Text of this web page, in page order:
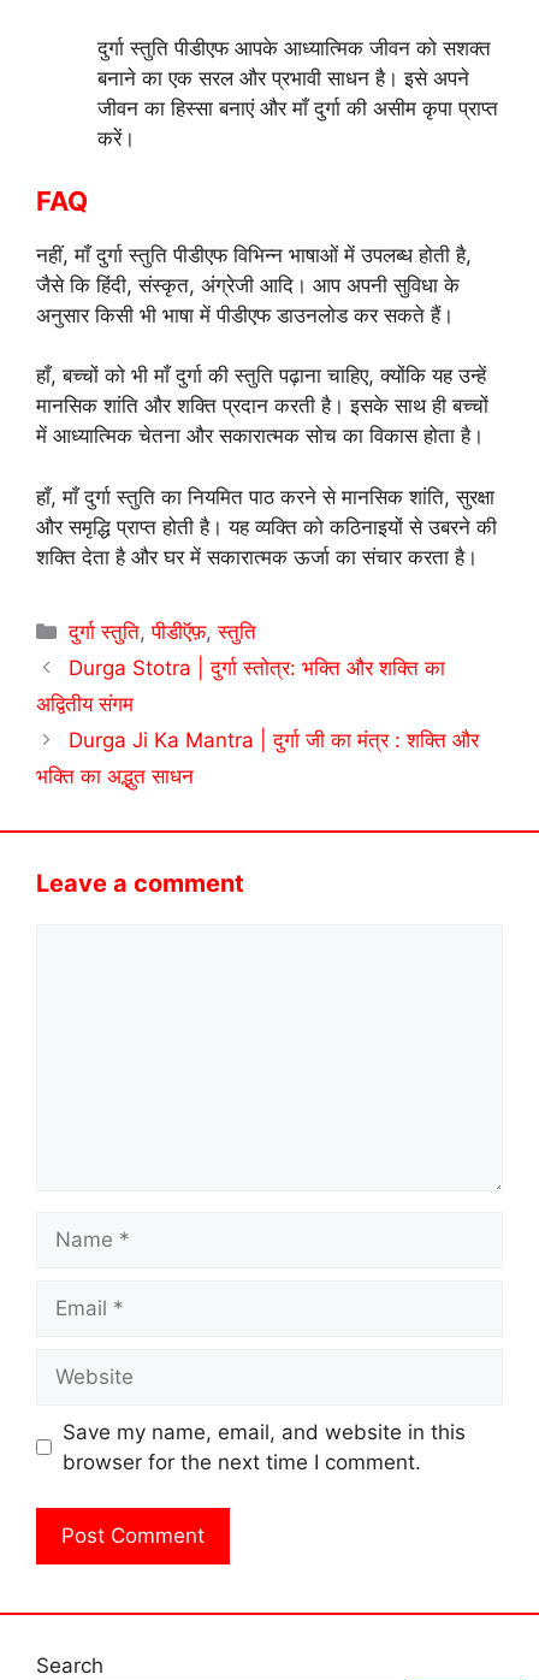
दुर्गा स्तुति पीडीएफ आपके आध्यात्मिक जीवन को सशक्त
बनाने का एक सरल और प्रभावी साधन है। इसे अपने
जीवन का हिस्सा बनाएं और माँ दुर्गा की असीम कृपा प्राप्त
करें।
FAQ
नहीं, माँ दुर्गा स्तुति पीडीएफ विभिन्न भाषाओं में उपलब्ध होती है,
जैसे कि हिंदी, संस्कृत, अंग्रेजी आदि। आप अपनी सुविधा के
अनुसार किसी भी भाषा में पीडीएफ डाउनलोड कर सकते हैं।
हाँ, बच्चों को भी माँ दुर्गा की स्तुति पढ़ाना चाहिए, क्योंकि यह उन्हें
मानसिक शांति और शक्ति प्रदान करती है। इसके साथ ही बच्चों
में आध्यात्मिक चेतना और सकारात्मक सोच का विकास होता है।
हाँ, माँ दुर्गा स्तुति का नियमित पाठ करने से मानसिक शांति, सुरक्षा
और समृद्धि प्राप्त होती है। यह व्यक्ति को कठिनाइयों से उबरने की
शक्ति देता है और घर में सकारात्मक ऊर्जा का संचार करता है।
Categories
दुर्गा स्तुति,पीडीऍफ़,स्तुति
Durga Stotra | दुर्गा स्तोत्र: भक्ति और शक्ति का
अद्वितीय संगम
Durga Ji Ka Mantra | दुर्गा जी का मंत्र : शक्ति और
भक्ति का अद्भुत साधन
Leave a comment
Save my name, email, and website in this
browser for the next time I comment.
Search